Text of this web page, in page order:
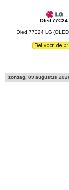
Oled 77C24
Oled 77C24 LG
zondag, 09 augustus